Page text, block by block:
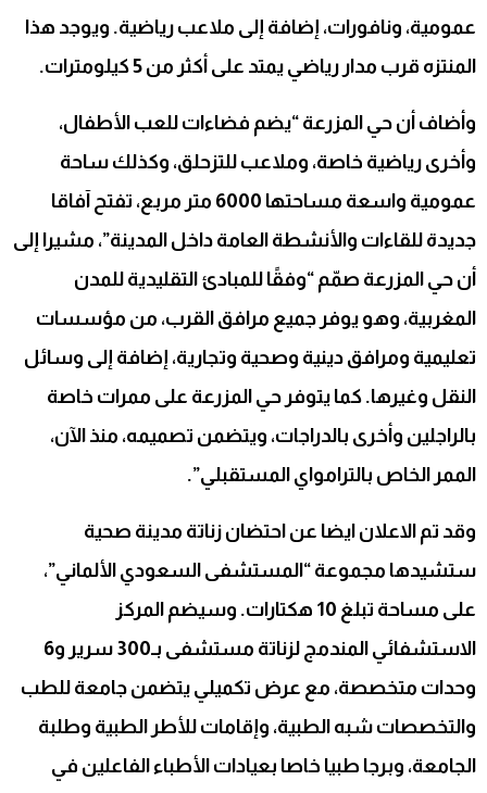
عمومية، ونافورات، إضافة إلى ملاعب رياضية. ويوجد هذا
المنتزه قرب مدار رياضي يمتد على أكثر من 5 كيلومترات.
وأضاف أن حي المزرعة “يضم فضاءات للعب الأطفال،
وأخرى رياضية خاصة، وملاعب للتزحلق، وكذلك ساحة
عمومية واسعة مساحتها 6000 متر مربع، تفتح آفاقا
جديدة للقاءات والأنشطة العامة داخل المدينة”، مشيرا إلى
أن حي المزرعة صمّم “وفقًا للمبادئ التقليدية للمدن
المغربية، وهو يوفر جميع مرافق القرب، من مؤسسات
تعليمية ومرافق دينية وصحية وتجارية، إضافة إلى وسائل
النقل وغيرها. كما يتوفر حي المزرعة على ممرات خاصة
بالراجلين وأخرى بالدراجات، ويتضمن تصميمه، منذ الآن،
الممر الخاص بالترامواي المستقبلي”.
وقد تم الاعلان ايضا عن احتضان زناتة مدينة صحية
ستشيدها مجموعة “المستشفى السعودي الألماني”،
على مساحة تبلغ 10 هكتارات. وسيضم المركز
الاستشفائي المندمج لزناتة مستشفى بـ300 سرير و6
وحدات متخصصة، مع عرض تكميلي يتضمن جامعة للطب
والتخصصات شبه الطبية، وإقامات للأطر الطبية وطلبة
الجامعة، وبرجا طبيا خاصا بعيادات الأطباء الفاعلين في